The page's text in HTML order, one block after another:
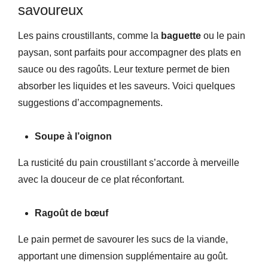
savoureux
Les pains croustillants, comme la baguette ou le pain
paysan, sont parfaits pour accompagner des plats en
sauce ou des ragoûts. Leur texture permet de bien
absorber les liquides et les saveurs. Voici quelques
suggestions d’accompagnements.
Soupe à l’oignon
La rusticité du pain croustillant s’accorde à merveille
avec la douceur de ce plat réconfortant.
Ragoût de bœuf
Le pain permet de savourer les sucs de la viande,
apportant une dimension supplémentaire au goût.